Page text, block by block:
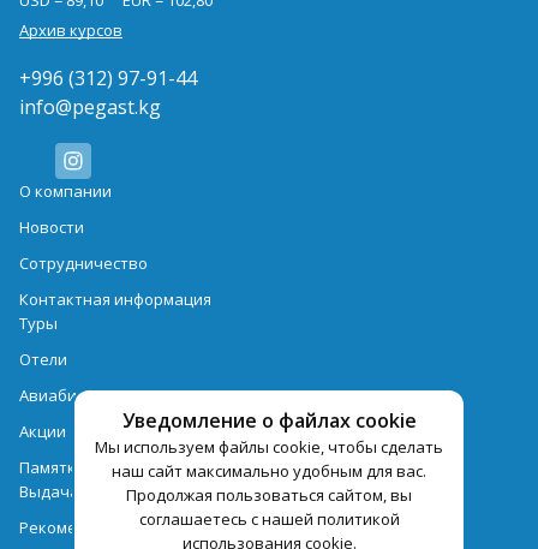
Уведомление о файлах cookie
Мы используем файлы cookie, чтобы сделать
наш сайт максимально удобным для вас.
Продолжая пользоваться сайтом, вы
соглашаетесь с нашей политикой
использования cookie.
Архив курсов
+996 (312) 97-91-44
info@pegast.kg
О компании
Новости
Сотрудничество
Контактная информация
Туры
Отели
Авиабилеты
Акции
Памятка для туристов
Выдача документов
Рекомендации